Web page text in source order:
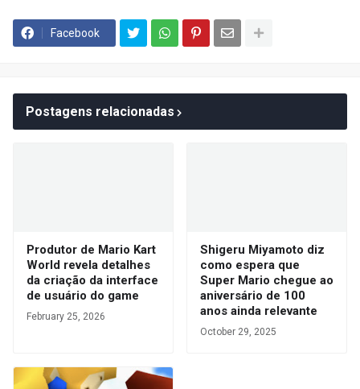
Facebook
Postagens relacionadas
Produtor de Mario Kart
World revela detalhes
da criação da interface
de usuário do game
February 25, 2026
Shigeru Miyamoto diz
como espera que
Super Mario chegue ao
aniversário de 100
anos ainda relevante
October 29, 2025